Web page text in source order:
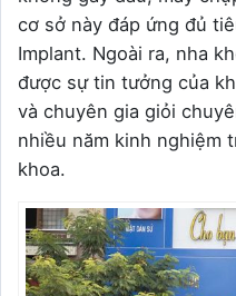
cơ sở này đáp ứng đủ
Implant. Ngoài ra, nha
được sự tin tưởng của
và chuyên gia giỏi
nhiều năm kinh nghiệm
khoa.